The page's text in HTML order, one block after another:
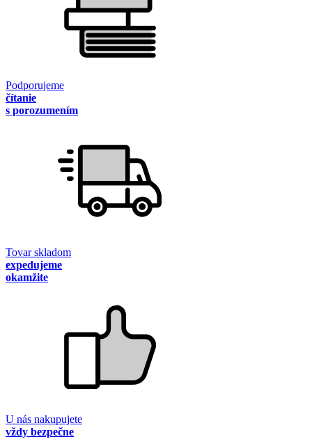
Podporujeme
čítanie
s porozumením
Tovar skladom
expedujeme
okamžite
U nás nakupujete
vždy bezpečne